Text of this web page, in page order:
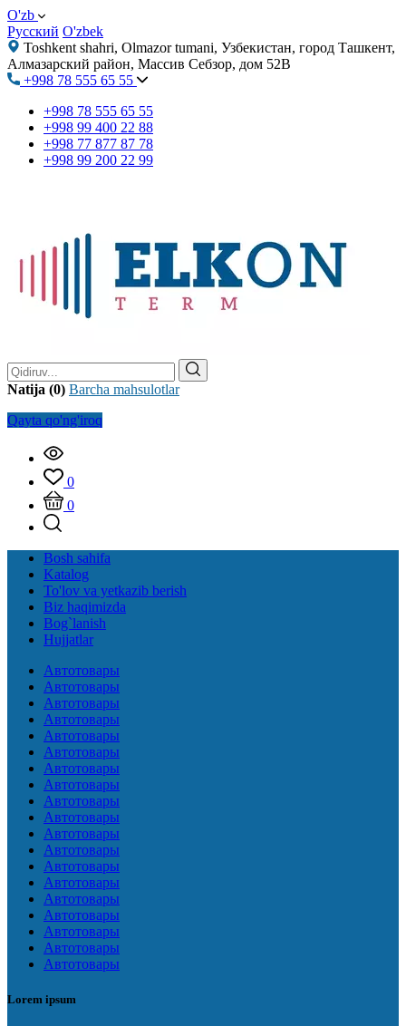
O'zb
Русский O'zbek
Toshkent shahri, Olmazor tumani, Узбекистан, город Ташкент,
Алмазарский район, Массив Себзор, дом 52В
+998 78 555 65 55
+998 78 555 65 55
+998 99 400 22 88
+998 77 877 87 78
+998 99 200 22 99
Natija (0) Barcha mahsulotlar
Qayta qo'ng'iroq
0
0
Bosh sahifa
Katalog
To'lov va yetkazib berish
Biz haqimizda
Bog`lanish
Hujjatlar
Автотовары
Автотовары
Автотовары
Автотовары
Автотовары
Автотовары
Автотовары
Автотовары
Автотовары
Автотовары
Автотовары
Автотовары
Автотовары
Автотовары
Автотовары
Автотовары
Автотовары
Автотовары
Автотовары
Lorem ipsum